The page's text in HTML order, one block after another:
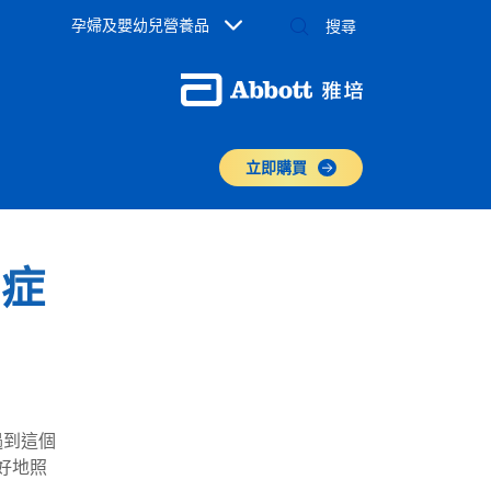
孕婦及嬰幼兒營養品
立即購買
這個
地照